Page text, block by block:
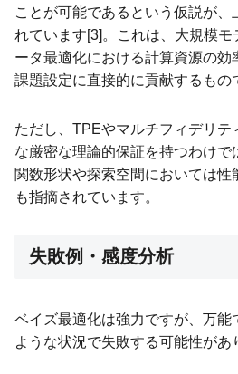
ことが可能であるという仮説が、
れています[3]。これは、大規模モ
ータ最適化における計算資源の
課題設定に直接的に貢献するもの
ただし、TPEやマルチフィデリテ
な厳密な理論的保証を持つわけで
関数形状や探索空間においては性
も指摘されています。
失敗例・感度分析
ベイズ最適化は強力ですが、万能
ような状況で失敗する可能性があ